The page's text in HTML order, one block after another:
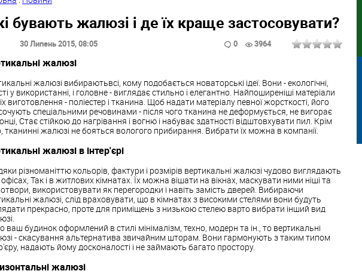
бувають жалюзі і де їх краще застосовувати?
30 Липень 2015, 08:05 0 3964
жалюзі
жалюзі вибираютьвсі, кому подобається новаторські ідеї. Вони - екологічні,
у використанні, і головне - виглядає стильно і елегантно. Найпоширеніші матеріали
виготовлення - поліестер і тканина. Щоб надати матеріалу певної жорсткості, його
спеціальними речовинами - після чого тканина не деформується, не вигорає
Стає стійкою до нагрівання і вогню і набуває здатності відштовхувати пил. Крім
тканинні жалюзі не бояться вологого прибирання. Вибрати їх можна в компанії.
жалюзі в інтер'єрі
різноманіттю кольорів, фактури і розмірів вертикальні жалюзі чудово виглядають
Так і в житлових кімнатах. Їх можна вішати на вікнах, маскувати ними ніші та
отвори, використовувати як перегородки і навіть замість дверей. Вибираючи
жалюзі, слід враховувати, що в кімнатах з високими стелями вони будуть
прекрасно, проте для приміщень з низькою стелею варто вибрати інший вид
ваш будинок оформлений в стилі мінімалізм, техно, модерн та ін., то вертикальні
- скасування альтернатива звичайним шторам. Вони гармонують з таким типом
надають йому досконалості і не займають багато простору.
жалюзі